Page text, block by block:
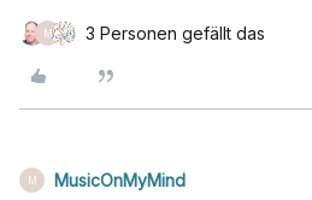
M 3 Personen gefällt das
M MusicOnMyMind